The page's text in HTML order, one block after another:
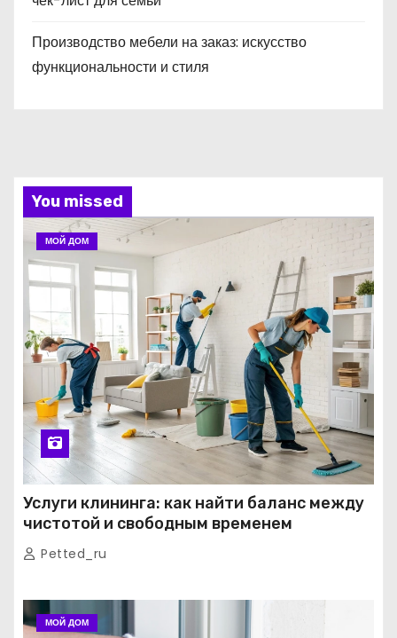
Производство мебели на заказ: искусство
функциональности и стиля
You missed
МОЙ ДОМ
Услуги клининга: как найти баланс между
чистотой и свободным временем
Petted_ru
МОЙ ДОМ